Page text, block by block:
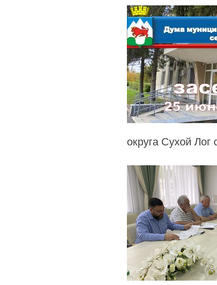
округа Сухой Лог